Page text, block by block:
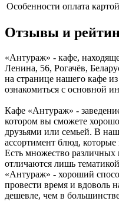
Особенности оплата
Отзывы и
«Антураж» - кафе,
Ленина, 56, Рогачёв,
на странице нашего кафе
ознакомиться с основной
Кафе «Антураж» -
котором вы сможете
друзьями или семьей. В
ассортимент блюд,
Есть множество
отличаются лишь
«Антураж» - хороший
провести время и вдоволь
дешевле, чем в